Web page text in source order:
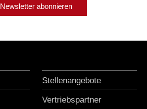
Newsletter abonnieren
Stellenangebote
Vertriebspartner